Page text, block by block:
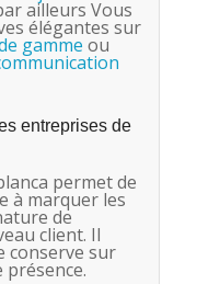
ailleurs Vous
élégantes sur
gamme ou
entreprises de
permet de
à marquer les
de
client. Il
conserve sur